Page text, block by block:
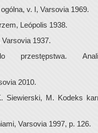
v. I, Varsovia 1969.
Leópolis 1938.
1937.
przestępstwa.
2010.
Siewierski, M. Kodeks
Varsovia 1997, p. 126.